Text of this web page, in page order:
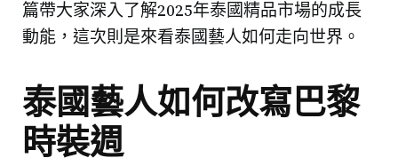
篇帶大家深入了解2025年泰國精品市場的成長
動能，這次則是來看泰國藝人如何走向世界。
泰國藝人如何改寫巴黎
時裝週